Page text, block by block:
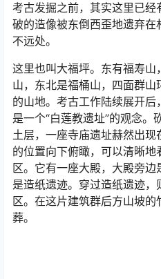
考古发掘之前，其实这里已
破的造像被东倒西歪地遗弃
不远处。
这里也叫大福坪。东有福寿
山，东北是福桶山，四面群
的山地。考古工作陆续展开
是一个“白莲教遗址”的观念。
土层，一座寺庙遗址赫然出
的位置向下俯瞰，可以清晰
区。它有一座大殿，大殿旁
是造纸遗迹。穿过造纸遗迹
区。在这片建筑群后方山坡
葬。